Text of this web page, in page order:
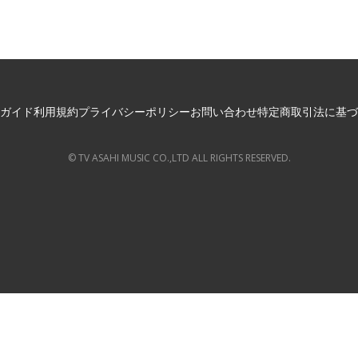
イド利用規約プライバシーポリシーお問い合わせ特定商取引法に基
© TV ASAHI MUSIC CO.,LTD ALL RIGHTS RESERVED.